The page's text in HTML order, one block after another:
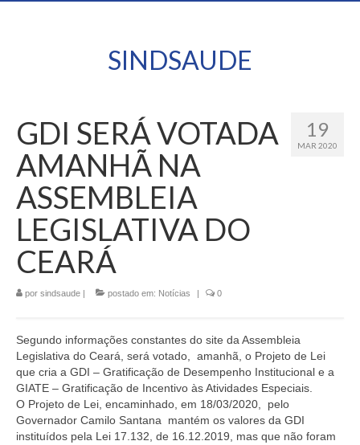
SINDSAUDE
19
MAR 2020
GDI SERÁ VOTADA
AMANHÃ NA
ASSEMBLEIA
LEGISLATIVA DO
CEARÁ
por sindsaude | postado em: Notícias | 0
Segundo informações constantes do site da Assembleia
Legislativa do Ceará, será votado, amanhã, o Projeto de Lei
que cria a GDI – Gratificação de Desempenho Institucional e a
GIATE – Gratificação de Incentivo às Atividades Especiais.
O Projeto de Lei, encaminhado, em 18/03/2020, pelo
Governador Camilo Santana mantém os valores da GDI
instituídos pela Lei 17.132, de 16.12.2019, mas que não foram